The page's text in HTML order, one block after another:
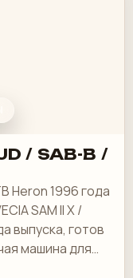
/ SAB-B /
Heron 1996 года
SAM II X /
выпуска, готов
машина для